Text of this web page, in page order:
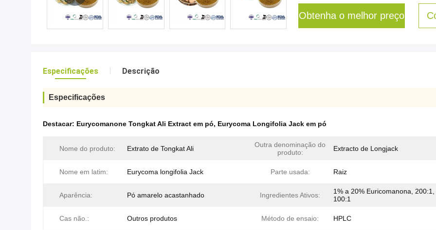
Obtenha o melhor preço
Especificações Descrição
Especificações
Destacar: Eurycomanone Tongkat Ali Extract em pó, Eurycoma Longifolia Jack em pó
Nome do produto: Extrato de Tongkat Ali
Outra denominação do
produto:
Extracto de Longjack
Nome em latim: Eurycoma longifolia Jack Parte usada: Raiz
Aparência: Pó amarelo acastanhado Ingredientes Ativos:
1% a 20% Euricomanona, 200:1,
100:1
Cas não.: Outros produtos Método de ensaio: HPLC